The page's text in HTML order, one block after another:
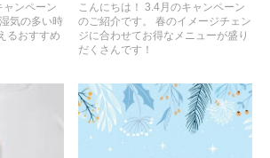
ャンペーン
気の多い時
るおすすめ
こんにちは！ 3.4月のキャンペーン
のご紹介です。 春のイメージチェン
ジに合わせてお得なメニューが盛り
だくさんです！